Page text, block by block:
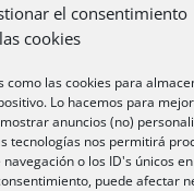
el consentimiento
cookies
como las cookies para
Lo hacemos para
anuncios (no)
tecnologías nos permitirá
o los ID's únicos
puede afectar
Alicante
Murcia
San Juan